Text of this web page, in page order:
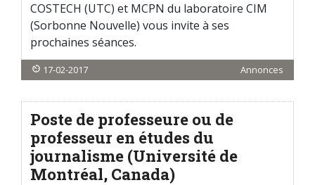
COSTECH (UTC) et MCPN du laboratoire CIM
(Sorbonne Nouvelle) vous invite à ses
prochaines séances.
17-02-2017 Annonces
Poste de professeure ou de
professeur en études du
journalisme (Université de
Montréal, Canada)